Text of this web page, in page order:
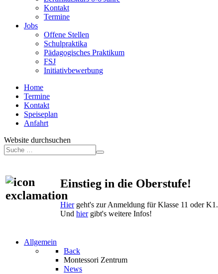
Kontakt
Termine
Jobs
Offene Stellen
Schulpraktika
Pädagogisches Praktikum
FSJ
Initiativbewerbung
Home
Termine
Kontakt
Speiseplan
Anfahrt
Website durchsuchen
Einstieg in die Oberstufe!
Hiergeht's zur Anmeldung für Klasse 11 oder K1.
Und hiergibt's weitere Infos!
Allgemein
Back
Montessori Zentrum
News